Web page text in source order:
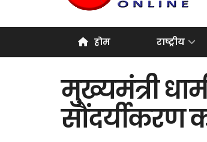
होम राष्ट्रीय
मुख्यमंत्री
सौंदर्यीकरण